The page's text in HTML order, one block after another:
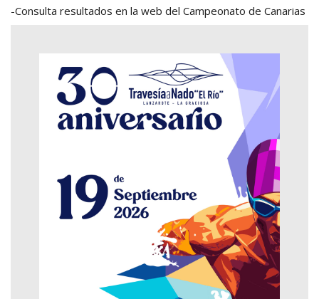
-Consulta resultados en la web del Campeonato de Canarias